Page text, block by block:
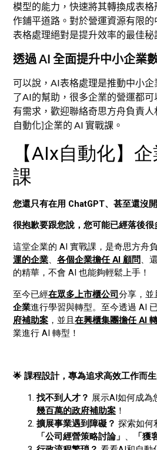
模型的能力，快速將其轉換成表
作鋪平道路。對於營運資源有限
表格處理絕對是提升效率的最佳秘
透過 AI 全面提升中小企業
可以說，AI表格處理是推動中小
了AI的幫助，很多企業的營運都
有需求，歡迎聯絡奇思方舟負責
自動化]企業的 AI 實戰課。